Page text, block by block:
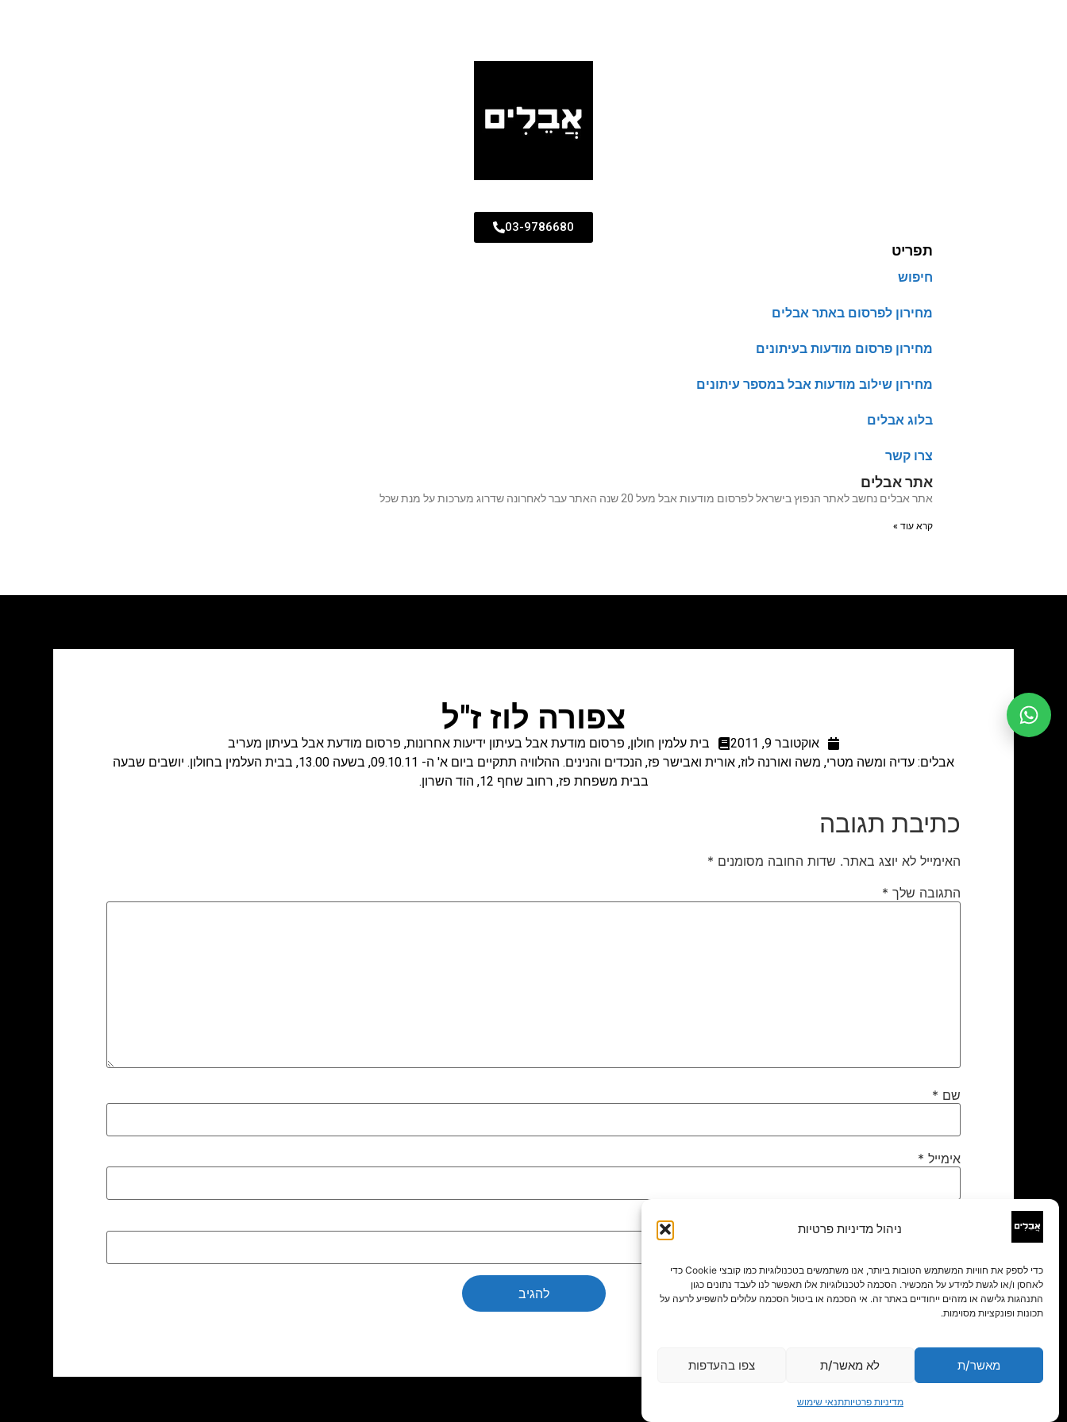
ניהול מדיניות פרטיות
כדי לספק את חוויות המשתמש הטובות ביותר, אנו משתמשים בטכנולוגיות כמו קובצי Cookie כדי
לאחסן ו/או לגשת למידע על המכשיר. הסכמה לטכנולוגיות אלו תאפשר לנו לעבד נתונים כגון
התנהגות גלישה או מזהים ייחודיים באתר זה. אי הסכמה או ביטול הסכמה עלולים להשפיע לרעה על
תכונות ופונקציות מסוימות.
מאשר/ת לא מאשר/ת צפו בהעדפות
מדיניות פרטיותתנאי שימוש
03-9786680
תפריט
חיפוש
מחירון לפרסום באתר אבלים
מחירון פרסום מודעות בעיתונים
מחירון שילוב מודעות אבל במספר עיתונים
בלוג אבלים
צרו קשר
אתר אבלים
אתר אבלים נחשב לאתר הנפוץ בישראל לפרסום מודעות אבל מעל 20 שנה האתר עבר לאחרונה שדרוג מערכות על מנת שכל
קרא עוד »
צפורה לוז ז"ל
אוקטובר 9, 2011 בית עלמין חולון, פרסום מודעת אבל בעיתון ידיעות אחרונות, פרסום מודעת אבל בעיתון מעריב
אבלים: עדיה ומשה מטרי, משה ואורנה לוז, אורית ואבישר פז, הנכדים והנינים. ההלוויה תתקיים ביום א' ה- 09.10.11, בשעה 13.00, בבית העלמין בחולון. יושבים שבעה
בבית משפחת פז, רחוב שחף 12, הוד השרון.
כתיבת תגובה
האימייל לא יוצג באתר. שדות החובה מסומנים *
התגובה שלך *
שם *
אימייל *